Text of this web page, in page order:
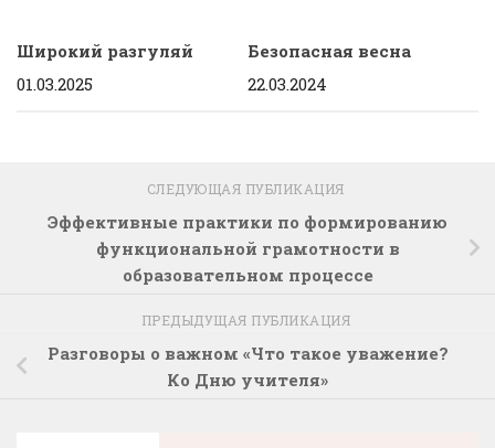
Широкий разгуляй
01.03.2025
Безопасная весна
22.03.2024
СЛЕДУЮЩАЯ ПУБЛИКАЦИЯ
Эффективные практики по формированию
функциональной грамотности в
образовательном процессе
ПРЕДЫДУЩАЯ ПУБЛИКАЦИЯ
Разговоры о важном «Что такое уважение?
Ко Дню учителя»